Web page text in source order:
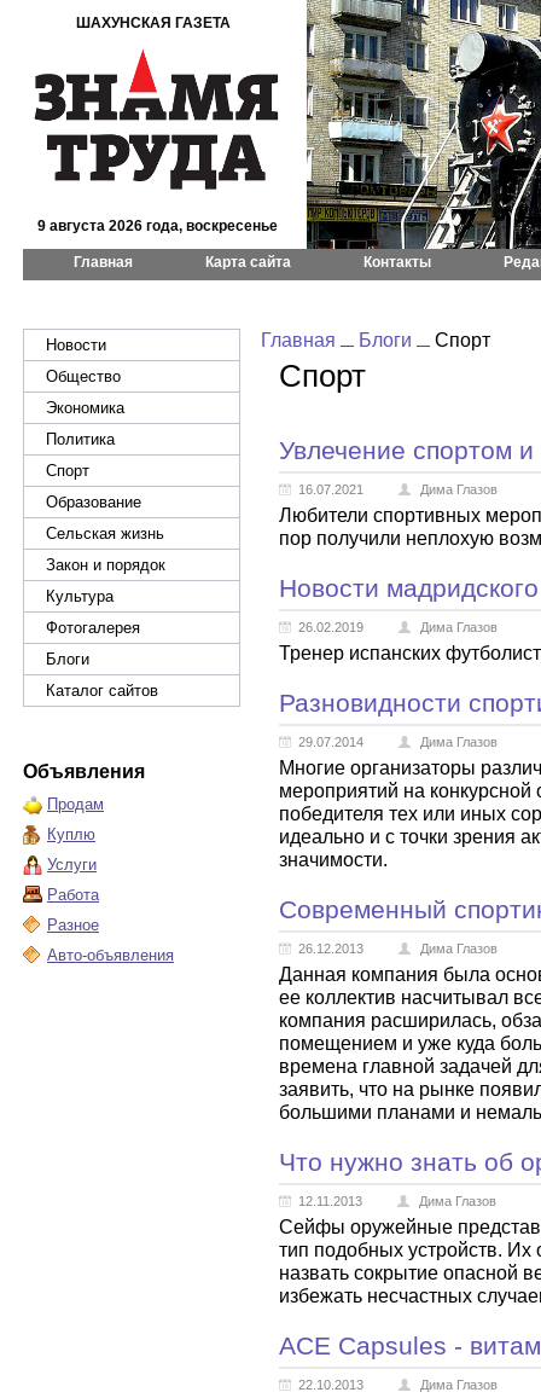
ШАХУНСКАЯ ГАЗЕТА
9 августа 2026 года, воскресенье
Главная Карта сайта Контакты
Новости
Общество
Экономика
Политика
Спорт
Образование
Сельская жизнь
Закон и порядок
Культура
Фотогалерея
Блоги
Каталог сайтов
Объявления
Продам
Куплю
Услуги
Работа
Разное
Авто-объявления
Главная Блоги Спорт
Спорт
Увлечение спортом и
16.07.2021 Дима Глазов
Любители спортивных
пор получили неплохую
Новости
26.02.2019 Дима Глазов
Тренер испанских
Разновидности
29.07.2014 Дима Глазов
Многие организаторы
мероприятий на конкурсной
победителя тех или иных
идеально и с точки зрения
значимости.
Современный
26.12.2013 Дима Глазов
Данная компания была
ее коллектив насчитывал
компания расширилась,
помещением и уже куда
времена главной задачей
заявить, что на рынке
большими планами и
Что нужно знать об
12.11.2013 Дима Глазов
Сейфы оружейные
тип подобных устройств.
назвать сокрытие опасной
избежать несчастных
ACE Сapsules -
22.10.2013 Дима Глазов